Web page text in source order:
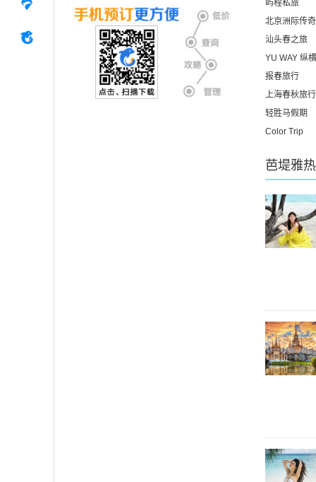
屿程私旅
北京洲际传
汕头春之旅
YU WAY 纵横
报春旅行
上海春秋旅
轻胜马假期
Color Trip
芭堤雅